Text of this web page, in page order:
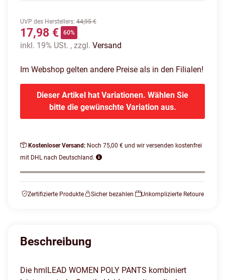
UVP des Herstellers: 44,95 €
17,98 € 60%
inkl. 19% USt. , zzgl. Versand
Im Webshop gelten andere Preise als in den Filialen!
Dieser Artikel hat Variationen. Wählen Sie
bitte die gewünschte Variation aus.
Kostenloser Versand: Noch 75,00 € und wir versenden kostenfrei
mit DHL nach Deutschland.
Zertifizierte Produkte Sicher bezahlen Unkomplizierte Retoure
Beschreibung
Die hmlLEAD WOMEN POLY PANTS kombiniert